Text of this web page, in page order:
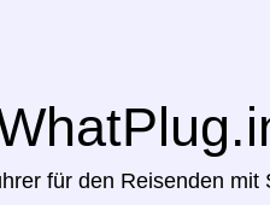
für den Reisenden mit